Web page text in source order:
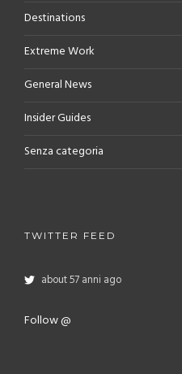
Destinations
Extreme Work
General News
Insider Guides
Senza categoria
TWITTER FEED
about 57 anni ago
Follow @